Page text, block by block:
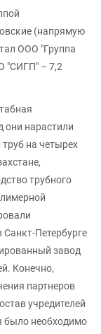
(напрямую
ООО "Группа
"СИГП" – 7,2
они нарастили
на четырех
трубного
Санкт-Петербурге
завод
Конечно,
партнеров
учредителей
было необходимо